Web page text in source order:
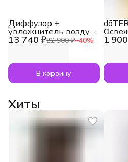
13 740 ₽22 900 ₽−40%
Диффузор +
увлажнитель воздуха
doTERRA Dawn Aroma
В корзину
1
для
Хиты